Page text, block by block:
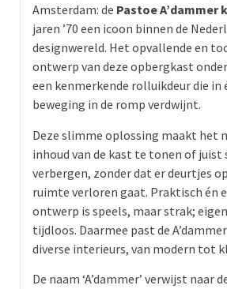
Amsterdam: de Pastoe A’dammer
jaren ’70 een icoon binnen de
designwereld. Het opvallende en
ontwerp van deze opbergkast
een kenmerkende rolluikdeur die in
beweging in de romp verdwijnt.
Deze slimme oplossing maakt het
inhoud van de kast te tonen of
verbergen, zonder dat er deurtjes
ruimte verloren gaat. Praktisch én
ontwerp is speels, maar strak;
tijdloos. Daarmee past de
diverse interieurs, van modern tot
De naam ‘A’dammer’ verwijst naar